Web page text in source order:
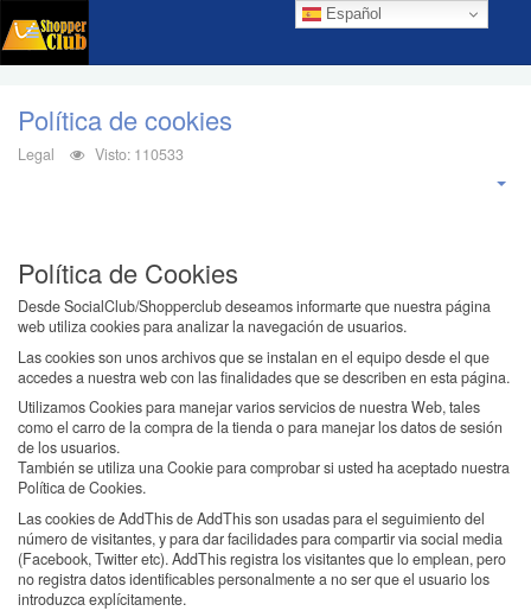
Español
Política de cookies
Legal Visto: 110533
Política de Cookies
Desde SocialClub/Shopperclub deseamos informarte que nuestra página
web utiliza cookies para analizar la navegación de usuarios.
Las cookies son unos archivos que se instalan en el equipo desde el que
accedes a nuestra web con las finalidades que se describen en esta página.
Utilizamos Cookies para manejar varios servicios de nuestra Web, tales
como el carro de la compra de la tienda o para manejar los datos de sesión
de los usuarios.
También se utiliza una Cookie para comprobar si usted ha aceptado nuestra
Política de Cookies.
Las cookies de AddThis de AddThis son usadas para el seguimiento del
número de visitantes, y para dar facilidades para compartir via social media
(Facebook, Twitter etc). AddThis registra los visitantes que lo emplean, pero
no registra datos identificables personalmente a no ser que el usuario los
introduzca explícitamente.